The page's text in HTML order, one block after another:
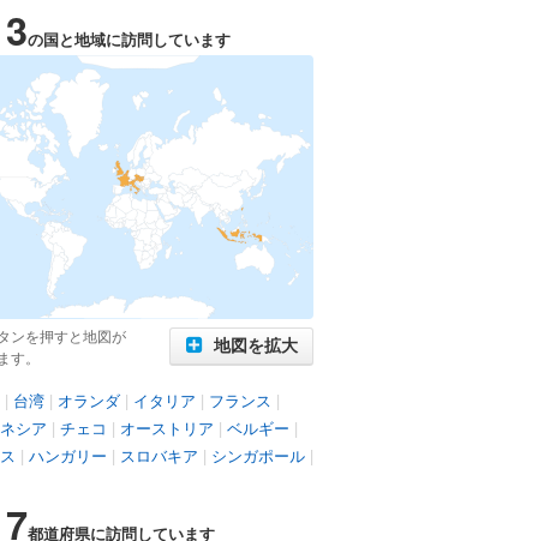
の国と地域に訪問しています
ンを押すと地図が
す。
地図を拡大
| 台湾 | オランダ | イタリア | フランス |
シア | チェコ | オーストリア | ベルギー |
| ハンガリー | スロバキア | シンガポール |
都道府県に訪問しています